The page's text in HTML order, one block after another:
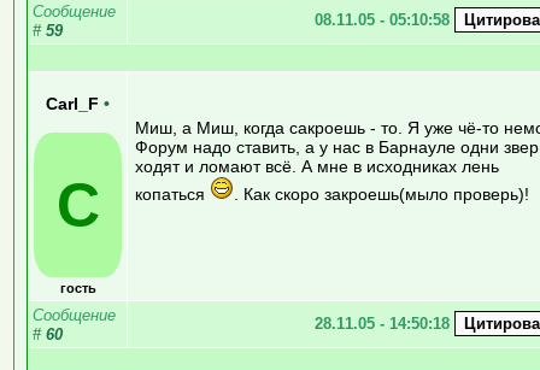
Сообщение
# 59
08.11.05 - 05:10:58
Carl_F •
C
гость
Миш, а Миш, когда сакроешь - то. Я уже чё-то
Форум надо ставить, а у нас в Барнауле одни
ходят и ломают всё. А мне в исходниках лень
копаться
. Как скоро закроешь(мыло проверь)!
Сообщение
# 60
28.11.05 - 14:50:18